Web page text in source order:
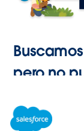
pero no